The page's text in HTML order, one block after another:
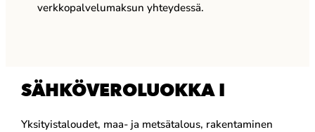
verkkopalvelumaksun yhteydessä.
SÄHKÖVEROLUOKKA I
Yksityistaloudet, maa- ja metsätalous, rakentaminen